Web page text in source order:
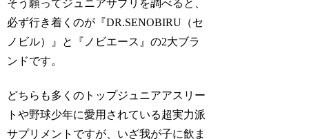
そう願ってジュニアサプリを調べると、
必ず行き着くのが『DR.SENOBIRU（セ
ノビル）』と『ノビエース』の2大ブラ
ンドです。
どちらも多くのトップジュニアアスリー
トや野球少年に愛用されている超実力派
サプリメントですが、いざ我が子に飲ま